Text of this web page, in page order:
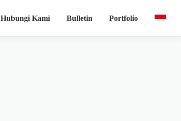
Hubungi Kami Bulletin Portfolio